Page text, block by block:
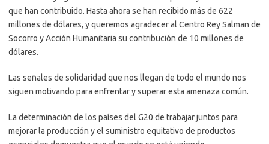
que han contribuido. Hasta ahora se han recibido más de 622
millones de dólares, y queremos agradecer al Centro Rey Salman de
Socorro y Acción Humanitaria su contribución de 10 millones de
dólares.
Las señales de solidaridad que nos llegan de todo el mundo nos
siguen motivando para enfrentar y superar esta amenaza común.
La determinación de los países del G20 de trabajar juntos para
mejorar la producción y el suministro equitativo de productos